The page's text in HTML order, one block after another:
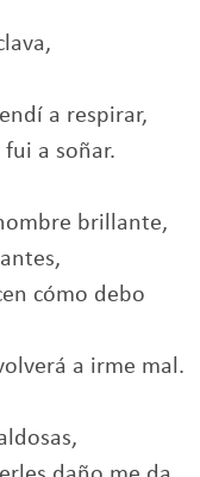
a respirar,
a soñar.
brillante,
cómo debo
a irme mal.